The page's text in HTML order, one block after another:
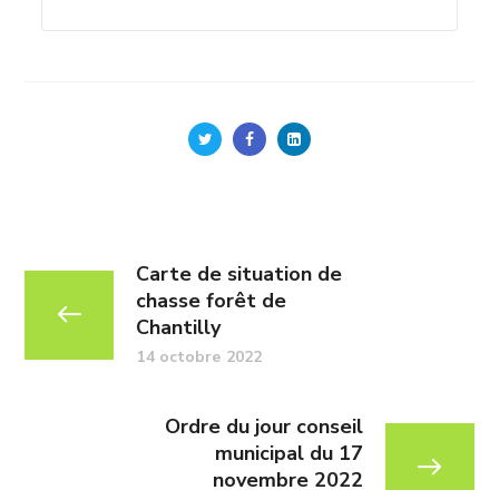
Carte de situation de
chasse forêt de
Chantilly
14 octobre 2022
Ordre du jour conseil
municipal du 17
novembre 2022